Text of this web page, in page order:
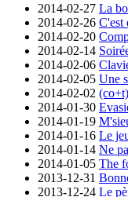
2014-02-27 La
2014-02-26 C'est
2014-02-20
2014-02-14
2014-02-06
2014-02-05 Une
2014-02-02
2014-01-30
2014-01-19
2014-01-16 Le
2014-01-14 Ne
2014-01-05 The
2013-12-31
2013-12-24 Le